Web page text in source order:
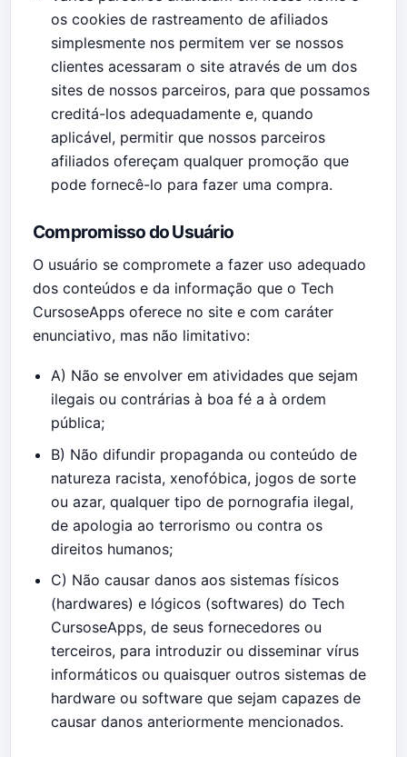
os cookies de rastreamento de afiliados
simplesmente nos permitem ver se nossos
clientes acessaram o site através de um dos
sites de nossos parceiros, para que possamos
creditá-los adequadamente e, quando
aplicável, permitir que nossos parceiros
afiliados ofereçam qualquer promoção que
pode fornecê-lo para fazer uma compra.
Compromisso do Usuário
O usuário se compromete a fazer uso adequado
dos conteúdos e da informação que o Tech
CursoseApps oferece no site e com caráter
enunciativo, mas não limitativo:
A) Não se envolver em atividades que sejam
ilegais ou contrárias à boa fé a à ordem
pública;
B) Não difundir propaganda ou conteúdo de
natureza racista, xenofóbica, jogos de sorte
ou azar, qualquer tipo de pornografia ilegal,
de apologia ao terrorismo ou contra os
direitos humanos;
C) Não causar danos aos sistemas físicos
(hardwares) e lógicos (softwares) do Tech
CursoseApps, de seus fornecedores ou
terceiros, para introduzir ou disseminar vírus
informáticos ou quaisquer outros sistemas de
hardware ou software que sejam capazes de
causar danos anteriormente mencionados.